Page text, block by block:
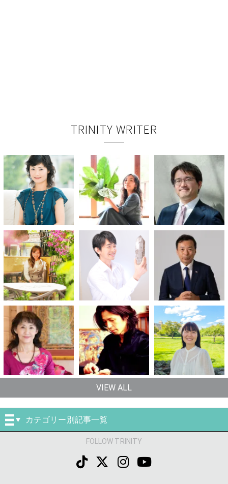
TRINITY WRITER
VIEW ALL
カテゴリー別記事一覧
FOLLOW TRINITY